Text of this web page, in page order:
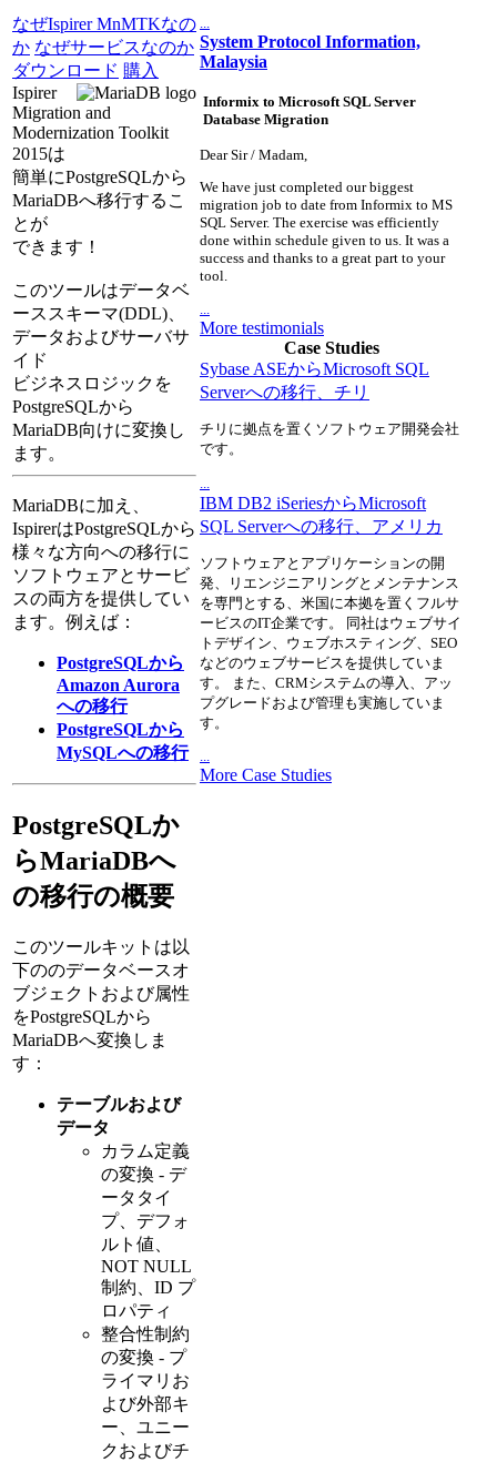
なぜIspirer MnMTKなの
か なぜサービスなのか
ダウンロード 購入
Ispirer
Migration and
Modernization Toolkit
2015は
簡単にPostgreSQLから
MariaDBへ移行するこ
とが
できます！
このツールはデータベ
ーススキーマ(DDL)、
データおよびサーバサ
イド
ビジネスロジックを
PostgreSQLから
MariaDB向けに変換し
ます。
MariaDBに加え、
IspirerはPostgreSQLから
様々な方向への移行に
ソフトウェアとサービ
スの両方を提供してい
ます。例えば：
PostgreSQLから
Amazon Aurora
への移行
PostgreSQLから
MySQLへの移行
PostgreSQLか
らMariaDBへ
の移行の概要
このツールキットは以
下ののデータベースオ
ブジェクトおよび属性
をPostgreSQLから
MariaDBへ変換しま
す：
テーブルおよび
データ
カラム定義
の変換 - デ
ータタイ
プ、デフォ
ルト値、
NOT NULL
制約、ID プ
ロパティ
整合性制約
の変換 - プ
ライマリお
よび外部キ
ー、ユニー
クおよびチ
System Protocol Information,
Malaysia
Informix to Microsoft SQL Server
Database Migration
Dear Sir / Madam,
We have just completed our biggest
migration job to date from Informix to MS
SQL Server. The exercise was efficiently
done within schedule given to us. It was a
success and thanks to a great part to your
tool.
More testimonials
Case Studies
Sybase ASEからMicrosoft SQL
Serverへの移行、チリ
チリに拠点を置くソフトウェア開発会社
です。
IBM DB2 iSeriesからMicrosoft
SQL Serverへの移行、アメリカ
ソフトウェアとアプリケーションの開
発、リエンジニアリングとメンテナンス
を専門とする、米国に本拠を置くフルサ
ービスのIT企業です。 同社はウェブサイ
トデザイン、ウェブホスティング、SEO
などのウェブサービスを提供していま
す。 また、CRMシステムの導入、アッ
プグレードおよび管理も実施していま
す。
...
More Case Studies